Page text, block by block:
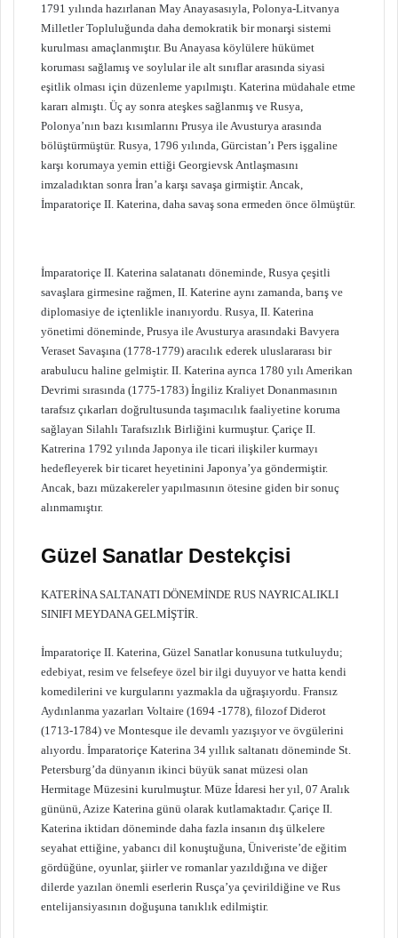
1791 yılında hazırlanan May Anayasasıyla, Polonya-Litvanya
Milletler Topluluğunda daha demokratik bir monarşi sistemi
kurulması amaçlanmıştır. Bu Anayasa köylülere hükümet
koruması sağlamış ve soylular ile alt sınıflar arasında siyasi
eşitlik olması için düzenleme yapılmıştı. Katerina müdahale etme
kararı almıştı. Üç ay sonra ateşkes sağlanmış ve Rusya,
Polonya’nın bazı kısımlarını Prusya ile Avusturya arasında
bölüştürmüştür. Rusya, 1796 yılında, Gürcistan’ı Pers işgaline
karşı korumaya yemin ettiği Georgievsk Antlaşmasını
imzaladıktan sonra İran’a karşı savaşa girmiştir. Ancak,
İmparatoriçe II. Katerina, daha savaş sona ermeden önce ölmüştür.
İmparatoriçe II. Katerina salatanatı döneminde, Rusya çeşitli
savaşlara girmesine rağmen, II. Katerine aynı zamanda, barış ve
diplomasiye de içtenlikle inanıyordu. Rusya, II. Katerina
yönetimi döneminde, Prusya ile Avusturya arasındaki Bavyera
Veraset Savaşına (1778-1779) aracılık ederek uluslararası bir
arabulucu haline gelmiştir. II. Katerina ayrıca 1780 yılı Amerikan
Devrimi sırasında (1775-1783) İngiliz Kraliyet Donanmasının
tarafsız çıkarları doğrultusunda taşımacılık faaliyetine koruma
sağlayan Silahlı Tarafsızlık Birliğini kurmuştur. Çariçe II.
Katrerina 1792 yılında Japonya ile ticari ilişkiler kurmayı
hedefleyerek bir ticaret heyetinini Japonya’ya göndermiştir.
Ancak, bazı müzakereler yapılmasının ötesine giden bir sonuç
alınmamıştır.
Güzel Sanatlar Destekçisi
KATERİNA SALTANATI DÖNEMİNDE RUS NAYRICALIKLI
SINIFI MEYDANA GELMİŞTİR.
İmparatoriçe II. Katerina, Güzel Sanatlar konusuna tutkuluydu;
edebiyat, resim ve felsefeye özel bir ilgi duyuyor ve hatta kendi
komedilerini ve kurgularını yazmakla da uğraşıyordu. Fransız
Aydınlanma yazarları Voltaire (1694 -1778), filozof Diderot
(1713-1784) ve Montesque ile devamlı yazışıyor ve övgülerini
alıyordu. İmparatoriçe Katerina 34 yıllık saltanatı döneminde St.
Petersburg’da dünyanın ikinci büyük sanat müzesi olan
Hermitage Müzesini kurulmuştur. Müze İdaresi her yıl, 07 Aralık
gününü, Azize Katerina günü olarak kutlamaktadır. Çariçe II.
Katerina iktidarı döneminde daha fazla insanın dış ülkelere
seyahat ettiğine, yabancı dil konuştuğuna, Üniveriste’de eğitim
gördüğüne, oyunlar, şiirler ve romanlar yazıldığına ve diğer
dilerde yazılan önemli eserlerin Rusça’ya çevirildiğine ve Rus
entelijansiyasının doğuşuna tanıklık edilmiştir.